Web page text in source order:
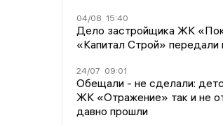
04/08 15:40
Дело застройщика ЖК
«Капитал Строй» передали
24/07 09:01
Обещали - не сделали:
ЖК «Отражение» так и не
давно прошли